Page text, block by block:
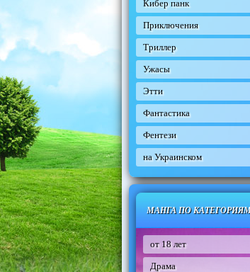
Кибер панк
Приключения
Триллер
Ужасы
Этти
Фантастика
Фентези
на Украинском
МАНГА ПО
от 18 лет
Драма